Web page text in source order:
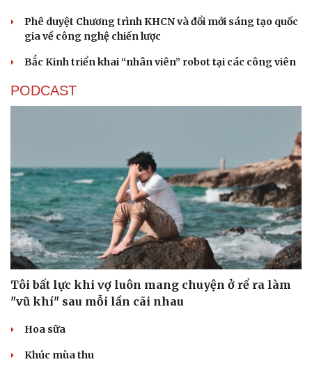
Phê duyệt Chương trình KHCN và đổi mới sáng tạo quốc
gia về công nghệ chiến lược
Bắc Kinh triển khai “nhân viên” robot tại các công viên
PODCAST
Tôi bất lực khi vợ luôn mang chuyện ở rể ra làm
"vũ khí" sau mỗi lần cãi nhau
Hoa sữa
Khúc mùa thu